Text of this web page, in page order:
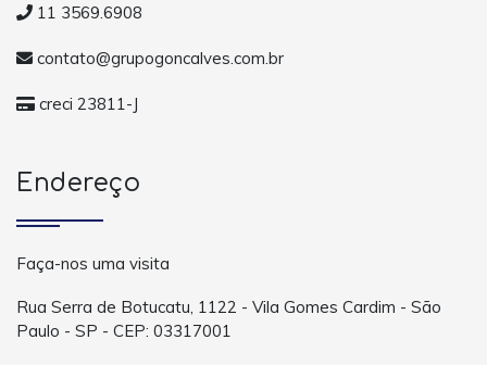
11 3569.6908
contato@grupogoncalves.com.br
creci 23811-J
Endereço
Faça-nos uma visita
Rua Serra de Botucatu, 1122 - Vila Gomes Cardim - São
Paulo - SP - CEP: 03317001